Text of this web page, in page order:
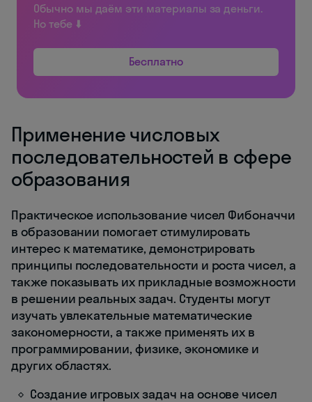
Обычно мы даём эти материалы за деньги.
Но тебе ⬇️
Бесплатно
Применение числовых
последовательностей в сфере
образования
Практическое использование чисел Фибоначчи
в образовании помогает стимулировать
интерес к математике, демонстрировать
принципы последовательности и роста чисел, а
также показывать их прикладные возможности
в решении реальных задач. Студенты могут
изучать увлекательные математические
закономерности, а также применять их в
программировании, физике, экономике и
других областях.
Создание игровых задач на основе чисел